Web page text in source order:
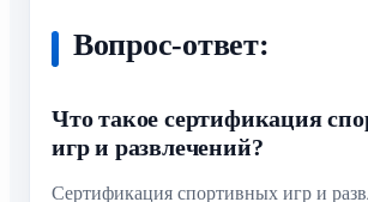
Вопрос-ответ:
Что такое сертификация
игр и развлечений?
Сертификация спортивных игр и